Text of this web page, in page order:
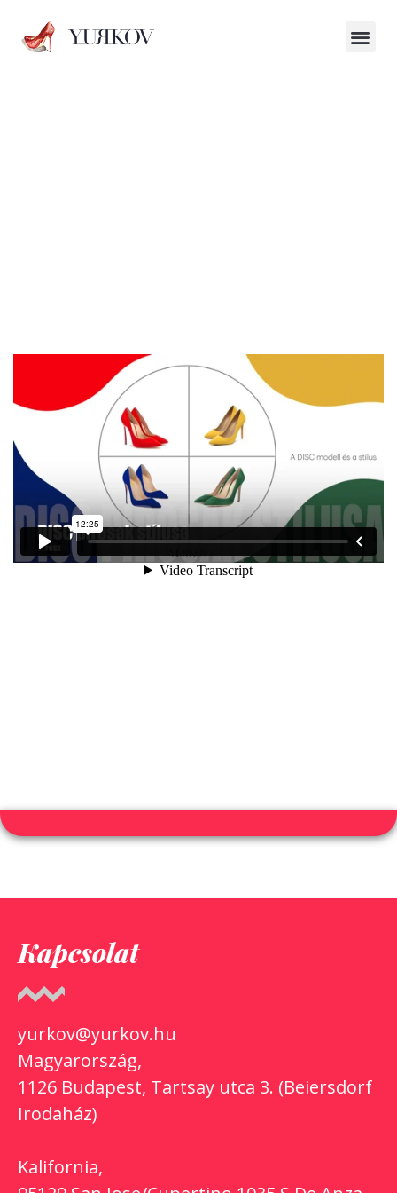
Kapcsolat
yurkov@yurkov.hu
Magyarország,
1126 Budapest, Tartsay utca 3. (Beiersdorf
Irodaház)
Kalifornia,